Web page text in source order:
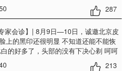
287
家会诊】| 8月9日—10日，诚邀北京皮
上的黑印还很明显 不知道还能不能恢
的好多了，头部的没有下决心剃 呵呵
213